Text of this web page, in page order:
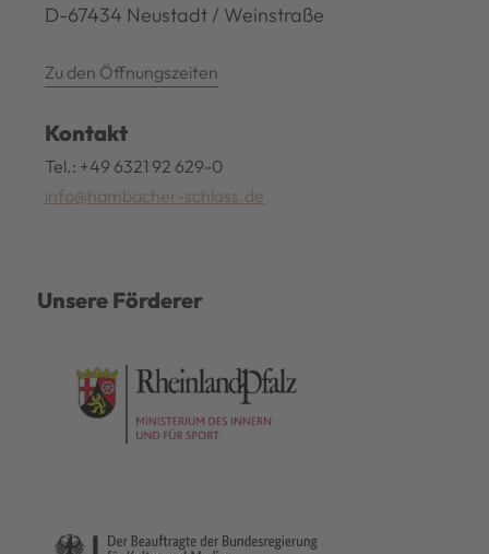
D-67434 Neustadt / Weinstraße
Zu den Öffnungszeiten
Kontakt
Tel.: +49 6321 92 629-0
info@hambacher-schloss.de
Unsere Förderer